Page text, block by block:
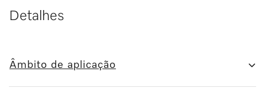
Detalhes
Âmbito de aplicação